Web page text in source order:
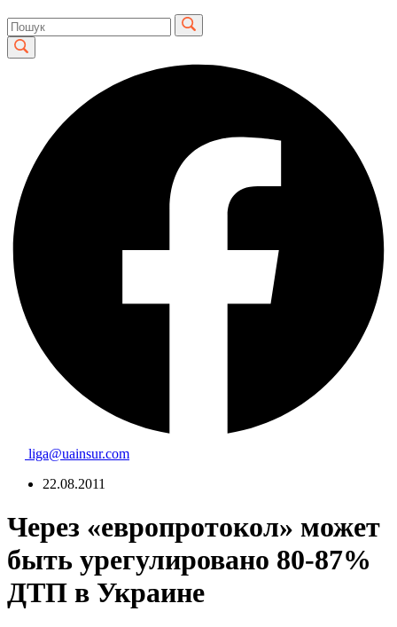
liga@uainsur.com
22.08.2011
Через «европротокол» может
быть урегулировано 80-87%
ДТП в Украине